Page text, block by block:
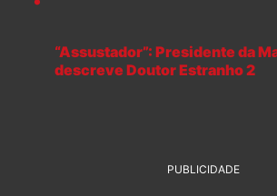
“Assustador”: Presidente da
descreve Doutor Estranho 2
PUBLICIDADE